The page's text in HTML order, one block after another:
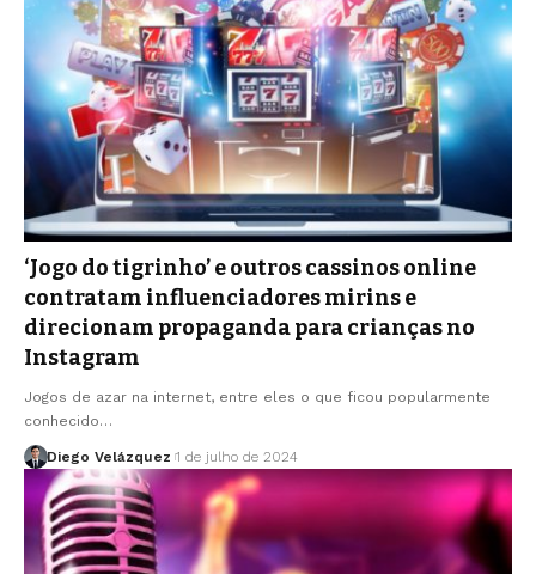
‘Jogo do tigrinho’ e outros cassinos online
contratam influenciadores mirins e
direcionam propaganda para crianças no
Instagram
Jogos de azar na internet, entre eles o que ficou popularmente
conhecido…
Diego Velázquez 1 de julho de 2024